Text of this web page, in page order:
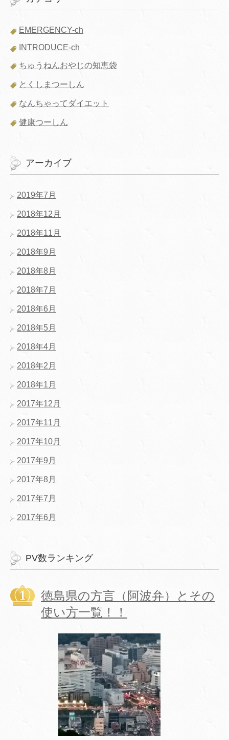
EMERGENCY-ch
INTRODUCE-ch
ちゅうねんおやじの知恵袋
とくしまつーしん
なんちゃってダイエット
健康つーしん
アーカイブ
2019年7月
2018年12月
2018年11月
2018年9月
2018年8月
2018年7月
2018年6月
2018年5月
2018年4月
2018年2月
2018年1月
2017年12月
2017年11月
2017年10月
2017年9月
2017年8月
2017年7月
2017年6月
PV数ランキング
徳島県の方言（阿波弁）とその
使い方一覧！！